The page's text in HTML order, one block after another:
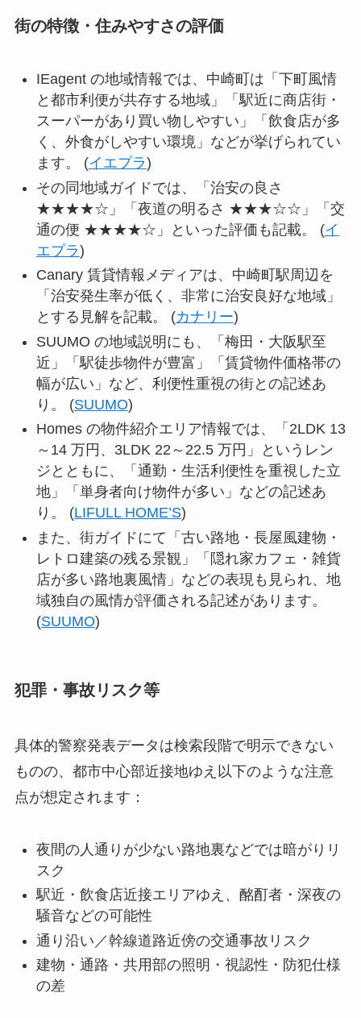
街の特徴・住みやすさの評価
IEagent の地域情報では、中崎町は「下町風情
と都市利便が共存する地域」「駅近に商店街・
スーパーがあり買い物しやすい」「飲食店が多
く、外食がしやすい環境」などが挙げられてい
ます。 (イエプラ)
その同地域ガイドでは、「治安の良さ
★★★★☆」「夜道の明るさ ★★★☆☆」「交
通の便 ★★★★☆」といった評価も記載。 (イ
エプラ)
Canary 賃貸情報メディアは、中崎町駅周辺を
「治安発生率が低く、非常に治安良好な地域」
とする見解を記載。 (カナリー)
SUUMO の地域説明にも、「梅田・大阪駅至
近」「駅徒歩物件が豊富」「賃貸物件価格帯の
幅が広い」など、利便性重視の街との記述あ
り。 (SUUMO)
Homes の物件紹介エリア情報では、「2LDK 13
～14 万円、3LDK 22～22.5 万円」というレン
ジとともに、「通勤・生活利便性を重視した立
地」「単身者向け物件が多い」などの記述あ
り。 (LIFULL HOME’S)
また、街ガイドにて「古い路地・長屋風建物・
レトロ建築の残る景観」「隠れ家カフェ・雑貨
店が多い路地裏風情」などの表現も見られ、地
域独自の風情が評価される記述があります。
(SUUMO)
犯罪・事故リスク等
具体的警察発表データは検索段階で明示できない
ものの、都市中心部近接地ゆえ以下のような注意
点が想定されます：
夜間の人通りが少ない路地裏などでは暗がりリ
スク
駅近・飲食店近接エリアゆえ、酩酊者・深夜の
騒音などの可能性
通り沿い／幹線道路近傍の交通事故リスク
建物・通路・共用部の照明・視認性・防犯仕様
の差